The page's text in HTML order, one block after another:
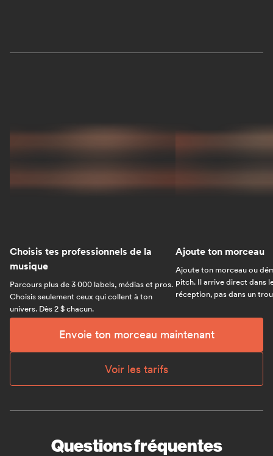
Choisis tes professionnels de la
musique
Parcours plus de 3 000 labels, médias et pros.
Choisis seulement ceux qui collent à ton
univers. Dès 2 $ chacun.
Ajoute ton morceau
Ajoute ton morceau ou
pitch. Il arrive direct dans
réception, pas dans un
Envoie ton morceau maintenant
Voir les tarifs
Questions fréquentes